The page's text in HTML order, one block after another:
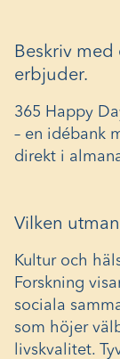
Beskriv
erbjuder.
365 Happy
– en idébank
direkt i
Vilken
Kultur och
Forskning
sociala
som höjer
livskvalitet.